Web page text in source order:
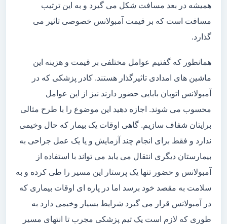
همیشه در بعد مسافت شکل می گیرد و به این ترتیب
مسافت است که بر قیمت آمبولانس خصوصی تاثیر می
گذارد.
همانطور که گفتیم عوامل مختلفی بر قیمت و هزینه این
ماشین های امدادی تاثیرگذار هستند. کادر پزشکی که در
آمبولانس اتوبان بابایی حضور دارند نیز از این عوامل
محسوب می شوند. اجازه دهید این موضوع را با طرح مثالی
برایتان شفاف سازیم. گاهی اوقات یک بیمار که حال وخیمی
ندارد و فقط برای انجام چند آزمایش و یا یک عمل جراحی به
بیمارستان دیگری انتقال می یابد می تواند با استفاده از
آمبولانس و حضور تنها یک پرستار این مسیر را طی کرده و به
سلامت به مقصد خود برسد اما در پاره ای اوقات بیماری که
در آمبولانس قرار می گیرد شرایط بسیار وخیمی دارد به
طوری که لازم است یک تیم پزشکی مجرب تا انتهای مسیر